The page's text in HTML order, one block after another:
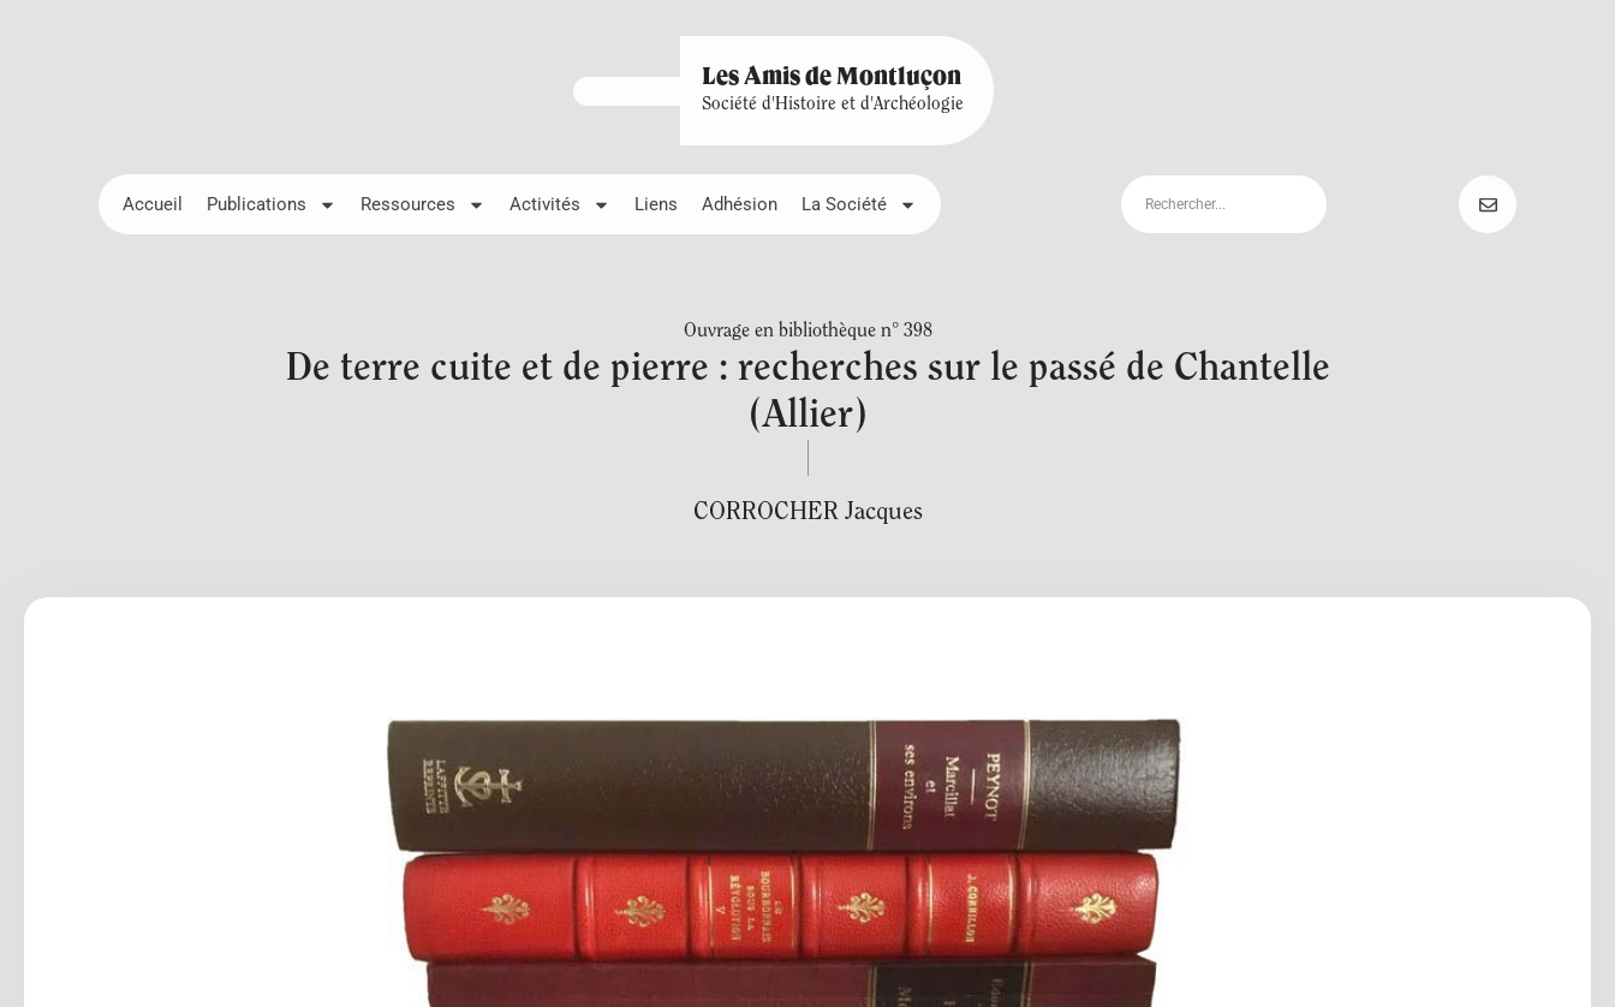
Les Amis de Montluçon
Société d'Histoire et d'Archéologie
Accueil Publications Ressources Activités Liens Adhésion La Société
Ouvrage en bibliothèque n° 398
De terre cuite et de pierre : recherches sur le passé de Chantelle
(Allier)
CORROCHER Jacques